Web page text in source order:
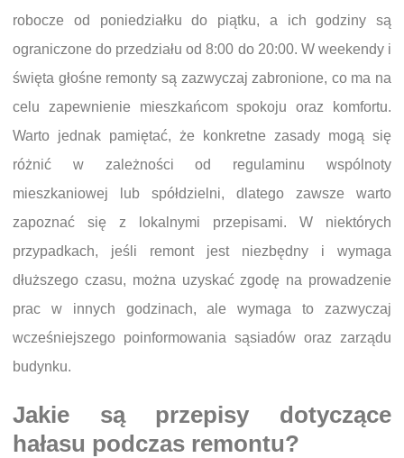
robocze od poniedziałku do piątku, a ich godziny są
ograniczone do przedziału od 8:00 do 20:00. W weekendy i
święta głośne remonty są zazwyczaj zabronione, co ma na
celu zapewnienie mieszkańcom spokoju oraz komfortu.
Warto jednak pamiętać, że konkretne zasady mogą się
różnić w zależności od regulaminu wspólnoty
mieszkaniowej lub spółdzielni, dlatego zawsze warto
zapoznać się z lokalnymi przepisami. W niektórych
przypadkach, jeśli remont jest niezbędny i wymaga
dłuższego czasu, można uzyskać zgodę na prowadzenie
prac w innych godzinach, ale wymaga to zazwyczaj
wcześniejszego poinformowania sąsiadów oraz zarządu
budynku.
Jakie są przepisy dotyczące
hałasu podczas remontu?